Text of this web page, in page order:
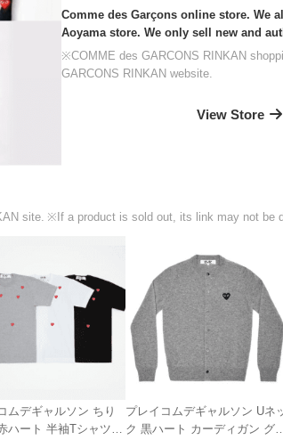
Comme des Garçons online store. We
Aoyama store. We only sell new and
※COMME des GARCONS RINKAN
GARCONS RINKAN website.
View Store
site. ※If a product is sold out, its link may not be
ムデギャルソン ちり
ハート 半袖Tシャツ
プレイコムデギャルソン Uネ
ク 黒ハート カーディガン グ